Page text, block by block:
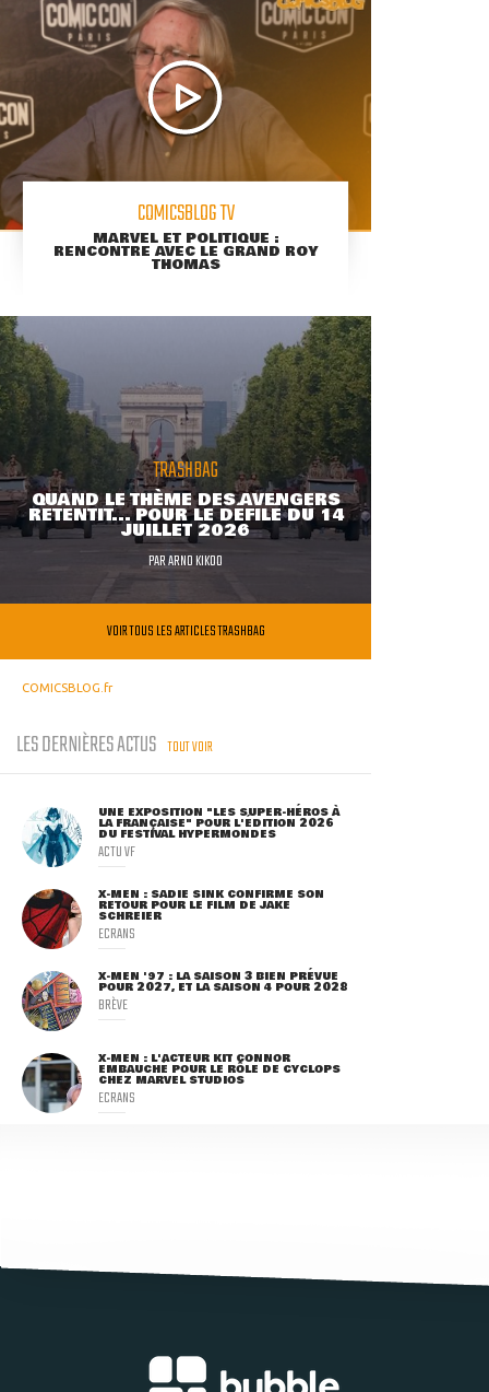
COMICSBLOG TV
MARVEL ET POLITIQUE :
RENCONTRE AVEC LE GRAND ROY
THOMAS
TRASHBAG
QUAND LE THÈME DES AVENGERS
RETENTIT... POUR LE DÉFILÉ DU 14
JUILLET 2026
PARARNO KIKOO
VOIR TOUS LES ARTICLES TRASHBAG
COMICSBLOG.fr
LES DERNIÈRES ACTUS TOUT VOIR
UNE EXPOSITION "LES SUPER-HÉROS À
LA FRANÇAISE" POUR L'ÉDITION 2026
DU FESTIVAL HYPERMONDES
ACTU VF
X-MEN : SADIE SINK CONFIRME SON
RETOUR POUR LE FILM DE JAKE
SCHREIER
ECRANS
X-MEN '97 : LA SAISON 3 BIEN PRÉVUE
POUR 2027, ET LA SAISON 4 POUR 2028
BRÈVE
X-MEN : L'ACTEUR KIT CONNOR
EMBAUCHÉ POUR LE RÔLE DE CYCLOPS
CHEZ MARVEL STUDIOS
ECRANS